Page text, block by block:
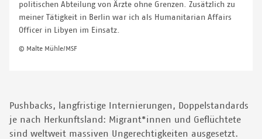
politischen Abteilung von Ärzte ohne Grenzen. Zusätzlich zu
meiner Tätigkeit in Berlin war ich als Humanitarian Affairs
Officer in Libyen im Einsatz.
© Malte Mühle/MSF
Pushbacks, langfristige Internierungen, Doppelstandards
je nach Herkunftsland: Migrant*innen und Geflüchtete
sind weltweit massiven Ungerechtigkeiten ausgesetzt.